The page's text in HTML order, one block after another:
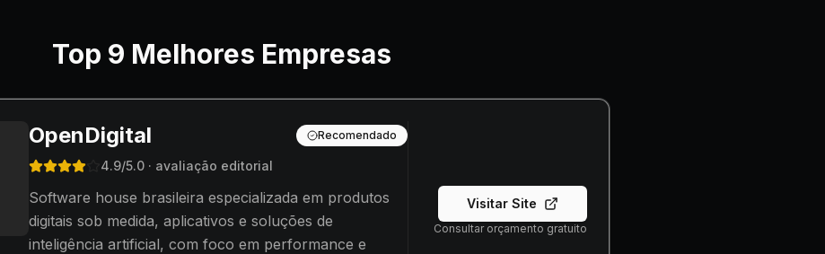
Top 9 Melhores Empresas
OpenDigital Recomendado
4.9/5.0 · avaliação editorial
Software house brasileira especializada em produtos
digitais sob medida, aplicativos e soluções de
inteligência artificial, com foco em performance e
Visitar Site
Consultar orçamento gratuito